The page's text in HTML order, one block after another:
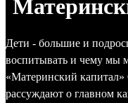
Дети - большие и
воспитывать и чему мы
«Материнский капитал»
рассуждают о главном